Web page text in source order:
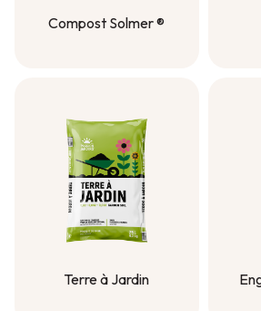
Compost Solmer ®
Terre à Jardin